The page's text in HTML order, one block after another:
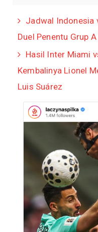
Jadwal Indonesia
Duel Penentu Grup
Hasil Inter Miami
Kembalinya Lionel
Luis Suárez